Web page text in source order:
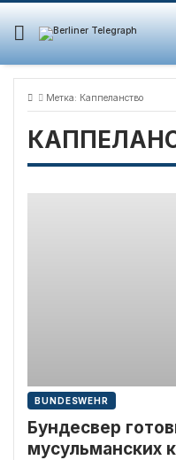
Skip
content
Метка: Каппеланство
BUNDESWEHR
Бундесвер
мусульманских